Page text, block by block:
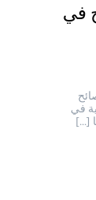
في
في
[…]